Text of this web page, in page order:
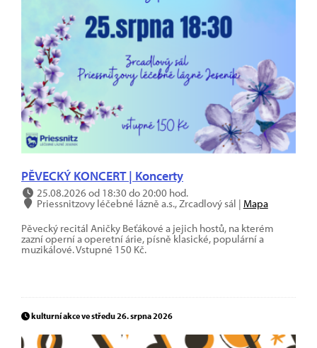
PĚVECKÝ KONCERT | Koncerty
25.08.2026 od 18:30 do 20:00 hod.
Priessnitzovy léčebné lázně a.s., Zrcadlový sál | Mapa
Pěvecký recitál Aničky Beťákové a jejich hostů, na kterém
zazní operní a operetní árie, písně klasické, populární a
muzikálové. Vstupné 150 Kč.
kulturní akce ve středu 26. srpna 2026